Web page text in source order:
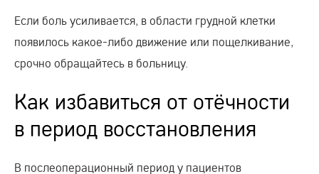
Если боль усиливается, в области грудной клетки
появилось какое-либо движение или пощелкивание,
срочно обращайтесь в больницу.
Как избавиться от отёчности
в период восстановления
В послеоперационный период у пациентов